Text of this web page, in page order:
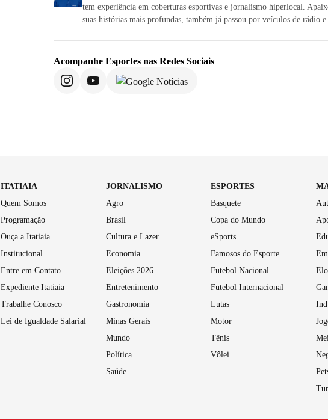
tem experiência em coberturas esportivas e jornalismo hiperlocal.
suas histórias mais profundas, também já passou por veículos de rádio
Acompanhe Esportes nas Redes Sociais
ITATIAIA
Quem Somos
Programação
Ouça a Itatiaia
Institucional
Entre em Contato
Expediente Itatiaia
Trabalhe Conosco
Lei de Igualdade Salarial
JORNALISMO
Agro
Brasil
Cultura e Lazer
Economia
Eleições 2026
Entretenimento
Gastronomia
Minas Gerais
Mundo
Política
Saúde
ESPORTES
Basquete
Copa do Mundo
eSports
Famosos do Esporte
Futebol Nacional
Futebol Internacional
Lutas
Motor
Tênis
Vôlei